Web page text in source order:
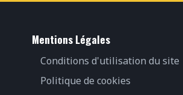
Mentions Légales
Conditions d'utilisation du site
Politique de cookies